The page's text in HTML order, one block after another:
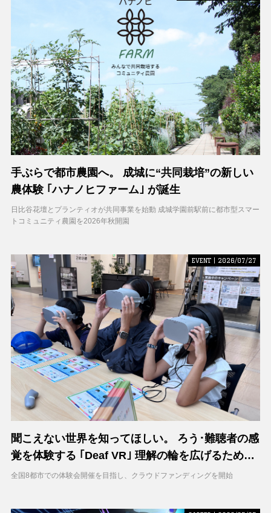
手ぶらで都市農園へ。 成城に“共同栽培”の新しい
農体験 ｢ハナノヒファーム｣ が誕生
日比谷花壇とプランティオが共同事業を始動 成城学園前駅前に都市型スマー
トコミュニティ農園を2026年秋開園
EVENT | 2026/07/27
聞こえない世界を知ってほしい。 ろう･難聴者の感
覚を体験する ｢Deaf VR｣ 理解の輪を広げるため支
援募集を開始
全国8都市での体験会開催を目指し、クラウドファンディングを開始